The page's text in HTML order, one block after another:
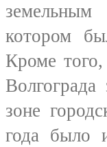
котором
Кроме
зоне
года было